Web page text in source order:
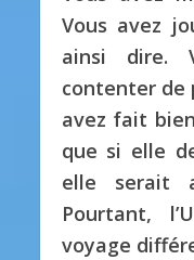
Vous avez
ainsi dire.
contenter de
avez fait
que si elle
elle serait
Pourtant,
voyage